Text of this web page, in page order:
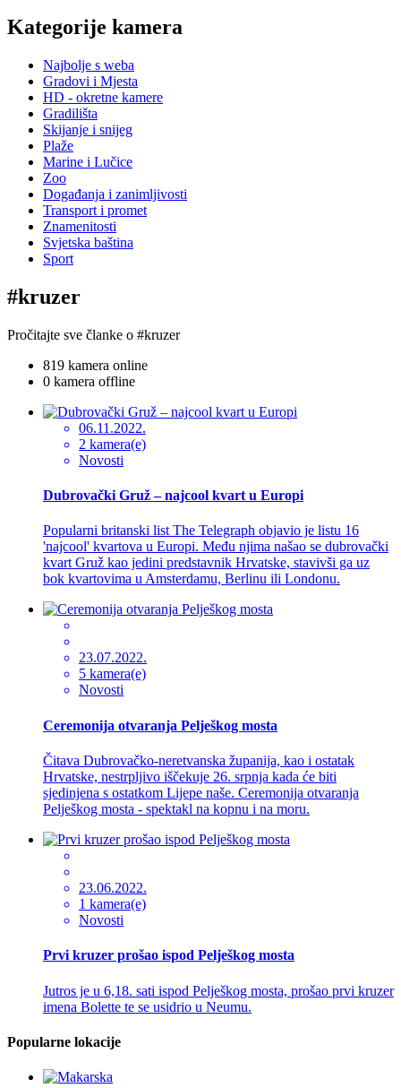
Kategorije kamera
Najbolje s weba
Gradovi i Mjesta
HD - okretne kamere
Gradilišta
Skijanje i snijeg
Plaže
Marine i Lučice
Zoo
Događanja i zanimljivosti
Transport i promet
Znamenitosti
Svjetska baština
Sport
#kruzer
Pročitajte sve članke o #kruzer
819 kamera online
0 kamera offline
06.11.2022.
2 kamera(e)
Novosti
Dubrovački Gruž – najcool kvart u Europi
Popularni britanski list The Telegraph objavio je listu 16
'najcool' kvartova u Europi. Među njima našao se dubrovački
kvart Gruž kao jedini predstavnik Hrvatske, stavivši ga uz
bok kvartovima u Amsterdamu, Berlinu ili Londonu.
23.07.2022.
5 kamera(e)
Novosti
Ceremonija otvaranja Pelješkog mosta
Čitava Dubrovačko-neretvanska županija, kao i ostatak
Hrvatske, nestrpljivo iščekuje 26. srpnja kada će biti
sjedinjena s ostatkom Lijepe naše. Ceremonija otvaranja
Pelješkog mosta - spektakl na kopnu i na moru.
23.06.2022.
1 kamera(e)
Novosti
Prvi kruzer prošao ispod Pelješkog mosta
Jutros je u 6,18. sati ispod Pelješkog mosta, prošao prvi kruzer
imena Bolette te se usidrio u Neumu.
Popularne lokacije